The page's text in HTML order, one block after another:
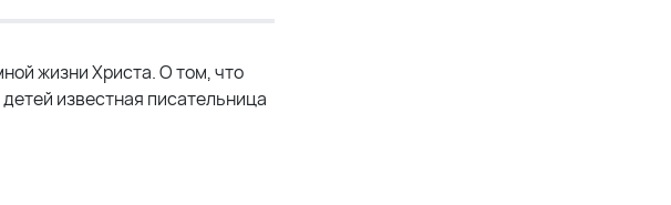
жизни Христа. О том, что
известная писательница